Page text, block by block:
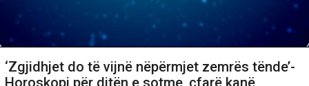
‘Zgjidhjet do të vijnë nëpërmjet zemrës tënde’-
Horoskopi për ditën e sotme, çfarë kanë